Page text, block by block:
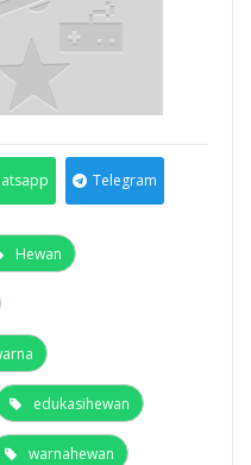
Telegram
Hewan
edukasihewan
warnahewan